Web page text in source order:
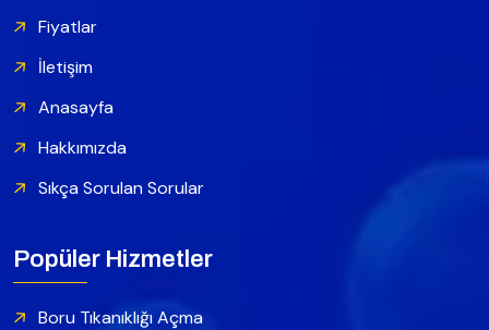
Fiyatlar
İletişim
Anasayfa
Hakkımızda
Sıkça Sorulan Sorular
Popüler Hizmetler
Boru Tıkanıklığı Açma